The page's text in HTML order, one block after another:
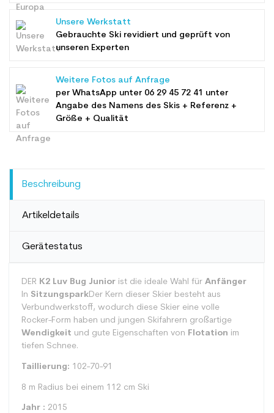
Unsere Werkstatt
Gebrauchte Ski revidiert und geprüft von
unseren Experten
Weitere Fotos auf Anfrage
per WhatsApp unter 06 29 45 72 41 unter
Angabe des Namens des Skis + Referenz +
Größe + Qualität
Beschreibung
Artikeldetails
Gerätestatus
DER K2 Luv Bug Junior ist die ideale Wahl für Anfänger
In SitzungsparkDer Kern dieser Skier besteht aus
Verbundwerkstoff, wodurch diese Skier eine volle
Rocker-Form haben und jungen Skifahrern großartige
Wendigkeit und gute Eigenschaften von Flotation im
tiefen Schnee.
Taillierung: 102-70-91
8 m Radius bei einem 112 cm Ski
Jahr : 2015